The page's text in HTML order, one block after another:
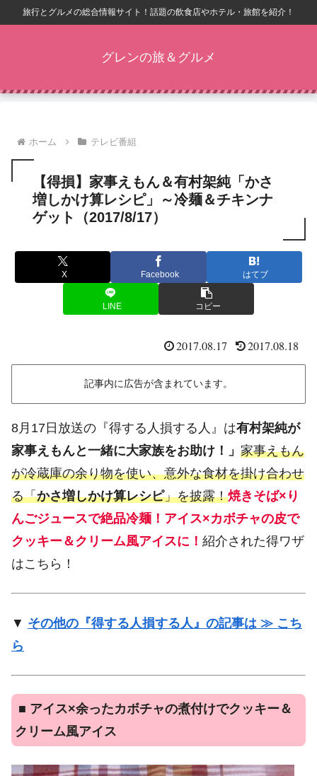
旅行とグルメの総合情報サイト！話題の飲食店やホテル・旅館を紹介！
グレンの旅＆グルメ
ホーム テレビ番組
【得損】家事えもん＆有村架純「かさ
増しかけ算レシピ」～冷麺＆チキンナ
ゲット（2017/8/17）
X Facebook はてブ
LINE コピー
2017.08.17 2017.08.18
記事内に広告が含まれています。
8月17日放送の『得する人損する人』は有村架純が
家事えもんと一緒に大家族をお助け！」 家事えもん
が冷蔵庫の余り物を使い、意外な食材を掛け合わせ
る「かさ増しかけ算レシピ」を披露！焼きそば×り
んごジュースで絶品冷麺！アイス×カボチャの皮で
クッキー＆クリーム風アイスに！ 紹介された得ワザ
はこちら！
▼ その他の『得する人損する人』の記事は ≫ こち
ら
■ アイス×余ったカボチャの煮付けでクッキー＆
クリーム風アイス